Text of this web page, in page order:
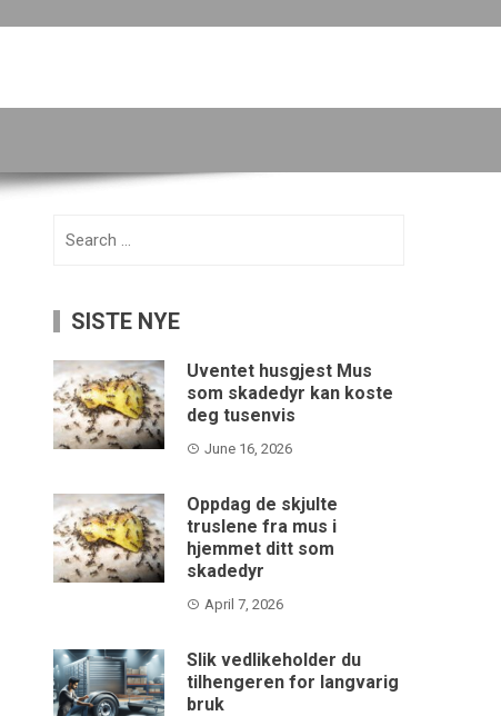
SISTE NYE
Uventet husgjest Mus
som skadedyr kan koste
deg tusenvis
June 16, 2026
Oppdag de skjulte
truslene fra mus i
hjemmet ditt som
skadedyr
April 7, 2026
Slik vedlikeholder du
tilhengeren for langvarig
bruk